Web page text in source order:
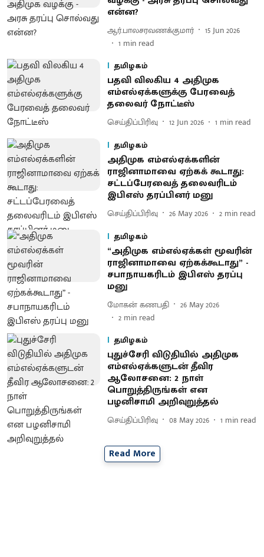
என்ன?
ஆர்.பாலசரவணக்குமார்
15 Jun 2026
1 min read
தமிழகம்
பதவி விலகிய 4 அதிமுக
எம்எல்ஏக்களுக்கு பேரவைத்
தலைவர் நோட்டீஸ்
செய்திப்பிரிவு 12 Jun 2026 1 min read
தமிழகம்
அதிமுக எம்எல்ஏக்களின்
ராஜினாமாவை ஏற்கக் கூடாது:
சட்டப்பேரவைத் தலைவரிடம்
இபிஎஸ் தரப்பினர் மனு
செய்திப்பிரிவு 26 May 2026 2 min read
தமிழகம்
“அதிமுக எம்எல்ஏக்கள் மூவரின்
ராஜினாமாவை ஏற்கக்கூடாது” -
சபாநாயகரிடம் இபிஎஸ் தரப்பு
மனு
மோகன் கணபதி
26 May 2026
2 min read
தமிழகம்
புதுச்சேரி விடுதியில் அதிமுக
எம்எல்ஏக்களுடன் தீவிர
ஆலோசனை: 2 நாள்
பொறுத்திருங்கள் என
பழனிசாமி அறிவுறுத்தல்
செய்திப்பிரிவு 08 May 2026 1 min read
Read More